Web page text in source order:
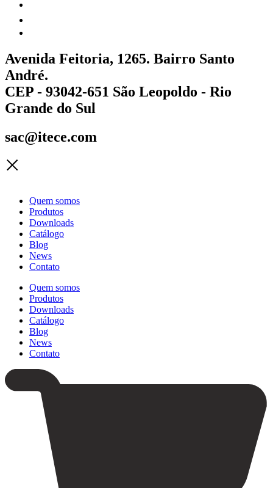
Avenida Feitoria, 1265. Bairro Santo
André.
CEP - 93042-651 São Leopoldo - Rio
Grande do Sul
sac@itece.com
Quem somos
Produtos
Downloads
Catálogo
Blog
News
Contato
Quem somos
Produtos
Downloads
Catálogo
Blog
News
Contato